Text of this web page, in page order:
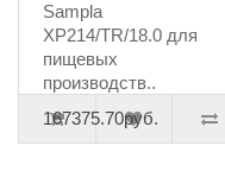
Sampla
XP214/TR/18.0 для
пищевых
производств..
167375.70руб.